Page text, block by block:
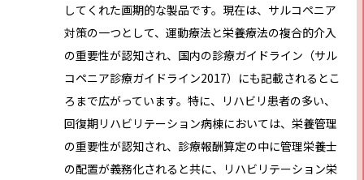
してくれた画期的な製品です。現在は、サルコペニア
対策の一つとして、運動療法と栄養療法の複合的介入
の重要性が認知され、国内の診療ガイドライン（サル
コペニア診療ガイドライン2017）にも記載されるとこ
ろまで広がっています。特に、リハビリ患者の多い、
回復期リハビリテーション病棟においては、栄養管理
の重要性が認知され、診療報酬算定の中に管理栄養士
の配置が義務化されると共に、リハビリテーション栄